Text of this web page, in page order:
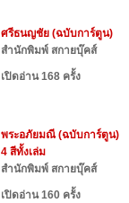
ศรีธนญชัย (ฉบับการ์ตูน)
สำนักพิมพ์ สกายบุ๊คส์
เปิดอ่าน 168 ครั้ง
พระอภัยมณี (ฉบับการ์ตูน)
4 สีทั้งเล่ม
สำนักพิมพ์ สกายบุ๊คส์
เปิดอ่าน 160 ครั้ง